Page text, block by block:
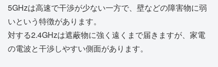
5GHzは高速で干渉が少ない一方で、壁などの障害物に弱
いという特徴があります。
対する2.4GHzは遮蔽物に強く遠くまで届きますが、家電
の電波と干渉しやすい側面があります。